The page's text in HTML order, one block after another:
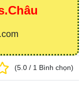
(5.0 / 1 Bình chọn)